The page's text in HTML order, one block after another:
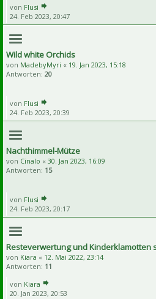
von Flusi
24. Feb 2023, 20:47
Wild white Orchids
von MadebyMyri « 19. Jan 2023, 15:18
Antworten: 20
von Flusi
24. Feb 2023, 20:39
Nachthimmel-Mütze
von Cinalo « 30. Jan 2023, 16:09
Antworten: 15
von Flusi
24. Feb 2023, 20:17
Resteverwertung und Kinderklamotten
von Kiara « 12. Mai 2022, 23:14
Antworten: 11
von Kiara
20. Jan 2023, 20:53